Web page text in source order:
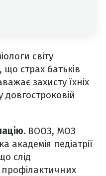
світу
страх батьків
захисту їхніх
довгостроковій
ВООЗ, МОЗ
академія педіатрії
слід